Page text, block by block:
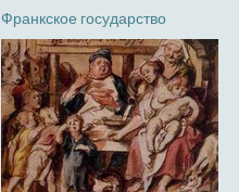
Франкское государство